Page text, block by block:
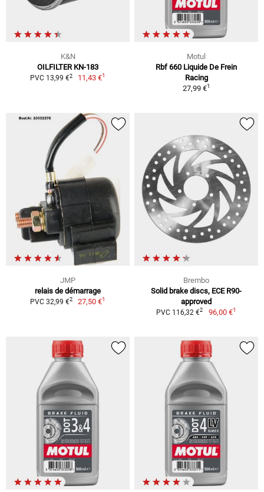
K&N
OILFILTER KN-183
PVC 13,99 €2 11,43 €1
Motul
Rbf 660 Liquide De Frein
Racing
27,99 €1
JMP
relais de démarrage
PVC 32,99 €2 27,50 €1
Brembo
Solid brake discs, ECE R90-
approved
PVC 116,32 €2 96,00 €1